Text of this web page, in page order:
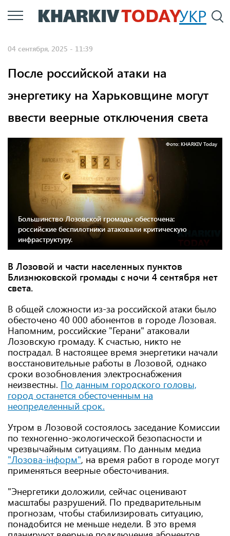
Перейти
к
УКР
04 сентября, 2025 - 11:39
После российской атаки на
энергетику на Харьковщине могут
ввести веерные отключения света
Фото: KHARKІV Today
Большинство Лозовской громады обесточена:
российские беспилотники атаковали критическую
инфраструктуру.
В Лозовой и части населенных пунктов
Близнюковской громады с ночи 4 сентября нет
света.
В общей сложности из-за российской атаки было
обесточено 40 000 абонентов в городе Лозовая.
Напомним, российские "Герани" атаковали
Лозовскую громаду. К счастью, никто не
пострадал. В настоящее время энергетики начали
восстановительные работы в Лозовой, однако
сроки возобновления электроснабжения
неизвестны. По данным городского головы,
город останется обесточенным на
неопределенный срок.
Утром в Лозовой состоялось заседание Комиссии
по техногенно-экологической безопасности и
чрезвычайным ситуациям. По данным медиа
"Лозова-інформ", на время работ в городе могут
применяться веерные обесточивания.
"Энергетики доложили, сейчас оценивают
масштабы разрушений. По предварительным
прогнозам, чтобы стабилизировать ситуацию,
понадобится не меньше недели. В это время